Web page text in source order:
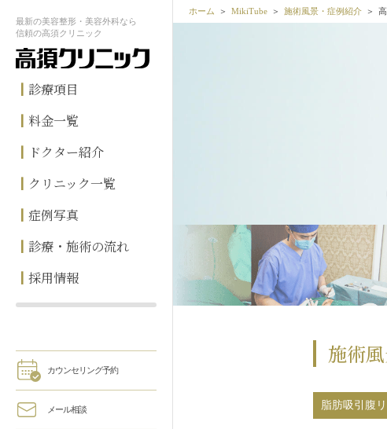
最新の美容整形・美容外科なら
信頼の高須クリニック
診療項目
料金一覧
ドクター紹介
クリニック一覧
症例写真
診療・施術の流れ
採用情報
カウンセリング予約
メール相談
ホーム MikiTube 施術風景・症例紹介
施術
脂肪吸引 腹